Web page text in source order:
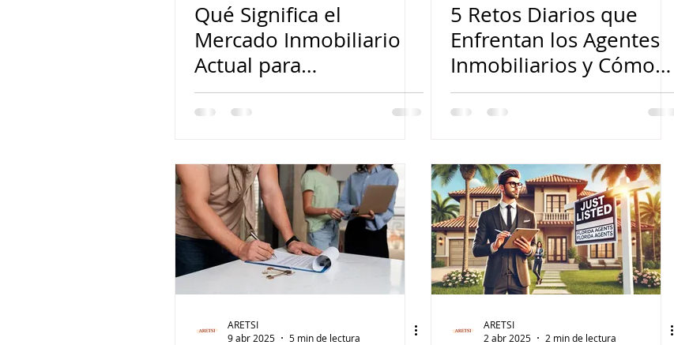
Qué Significa el
Mercado Inmobiliario
Actual para
Compradores,
Vendedores e
5 Retos Diarios que
Enfrentan los Agentes
Inmobiliarios y Cómo
Superarlos con Éxito
ARETSI
9 abr 2025
5 min de lectura
ARETSI
2 abr 2025
2 min de lectura